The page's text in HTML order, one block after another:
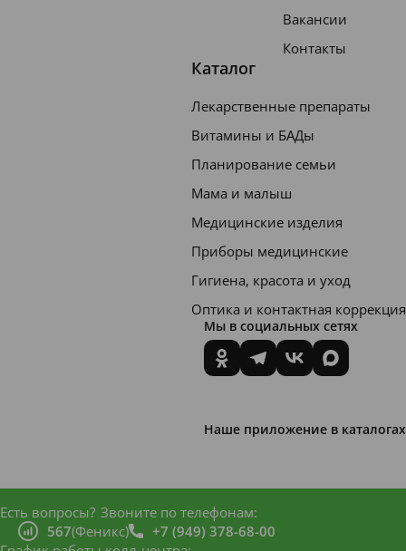
Вакансии
Контакты
Каталог
Лекарственные препараты
Витамины и БАДы
Планирование семьи
Мама и малыш
Медицинские изделия
Приборы медицинские
Гигиена, красота и уход
Оптика и контактная коррекция
Мы в социальных сетях
Наше приложение в каталогах
Есть вопросы? Звоните по телефонам:
567(Феникс)
+7 (949) 378-68-00